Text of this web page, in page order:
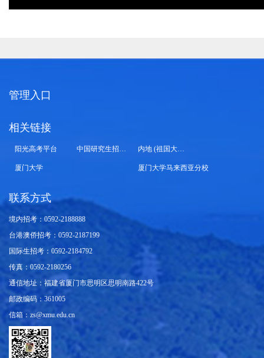
管理入口
相关链接
阳光高考平台 中国研究生招生信息网 内地 (祖国大陆) 高校面向港澳台招生信息网
厦门大学 厦门大学马来西亚分校
联系方式
境内招考：0592-2188888
台港澳侨招考：0592-2187199
国际生招考：0592-2184792
传真：0592-2180256
通信地址：福建省厦门市思明区思明南路422号
邮政编码：361005
信箱：zs@xmu.edu.cn